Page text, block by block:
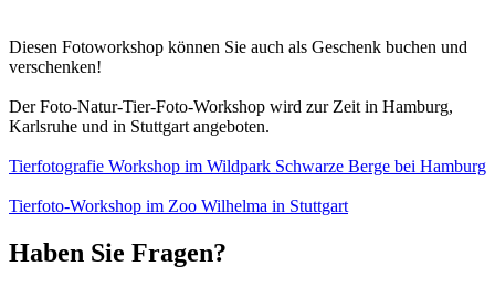
Diesen Fotoworkshop können Sie auch als Geschenk buchen und
verschenken!
Der Foto-Natur-Tier-Foto-Workshop wird zur Zeit in Hamburg,
Karlsruhe und in Stuttgart angeboten.
Tierfotografie Workshop im Wildpark Schwarze Berge bei Hamburg
Tierfoto-Workshop im Zoo Wilhelma in Stuttgart
Haben Sie Fragen?